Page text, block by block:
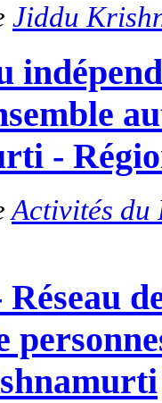
Jiddu
-
Activités du
Réseau